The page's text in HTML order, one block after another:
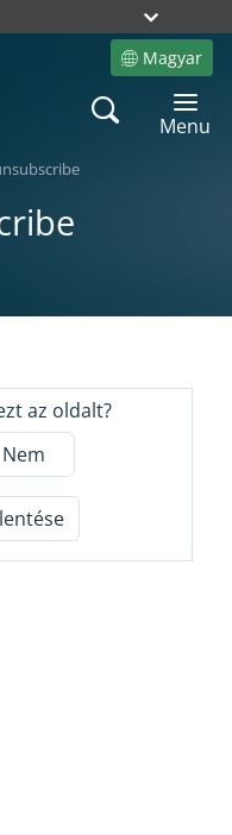
Magyar
Site language
Search
Toggle
Menu
az oldalt?
Nem